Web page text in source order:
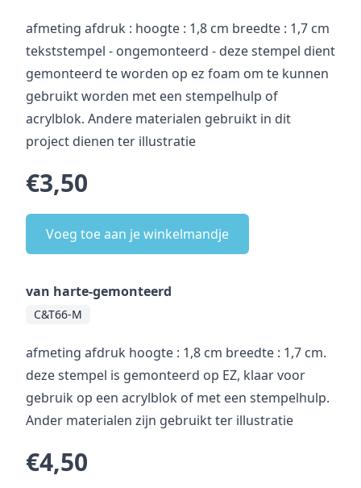
afmeting afdruk : hoogte : 1,8 cm breedte : 1,7 cm
tekststempel - ongemonteerd - deze stempel dient
gemonteerd te worden op ez foam om te kunnen
gebruikt worden met een stempelhulp of
acrylblok. Andere materialen gebruikt in dit
project dienen ter illustratie
€3,50
Voeg toe aan je winkelmandje
van harte-gemonteerd
C&T66-M
afmeting afdruk hoogte : 1,8 cm breedte : 1,7 cm.
deze stempel is gemonteerd op EZ, klaar voor
gebruik op een acrylblok of met een stempelhulp.
Ander materialen zijn gebruikt ter illustratie
€4,50